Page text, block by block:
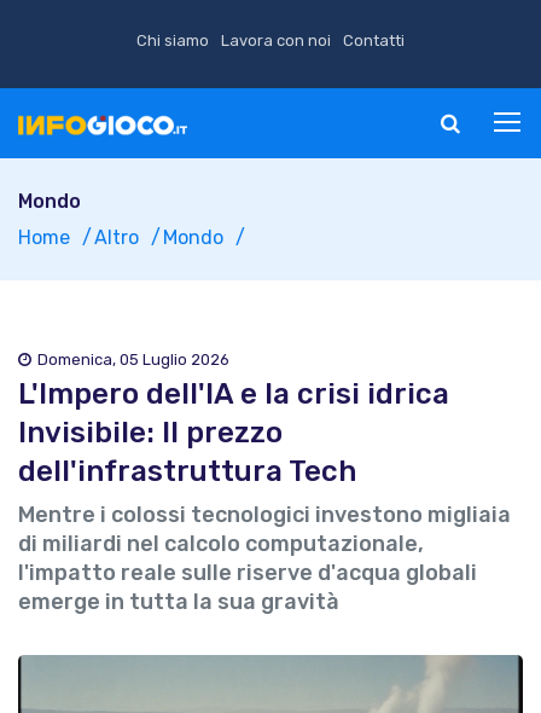
Chi siamo Lavora con noi Contatti
Mondo
Home
Altro Mondo
Domenica, 05 Luglio 2026
L'Impero dell'IA e la crisi idrica
Invisibile: Il prezzo
dell'infrastruttura Tech
Mentre i colossi tecnologici investono migliaia
di miliardi nel calcolo computazionale,
l'impatto reale sulle riserve d'acqua globali
emerge in tutta la sua gravità